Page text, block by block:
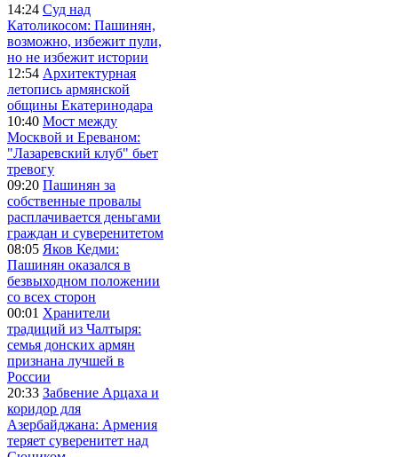
14:24 Суд над
Католикосом: Пашинян,
возможно, избежит пули,
но не избежит истории
12:54 Архитектурная
летопись армянской
общины Екатеринодара
10:40 Мост между
Москвой и Ереваном:
"Лазаревский клуб" бьет
тревогу
09:20 Пашинян за
собственные провалы
расплачивается деньгами
граждан и суверенитетом
08:05 Яков Кедми:
Пашинян оказался в
безвыходном положении
со всех сторон
00:01 Хранители
традиций из Чалтыря:
семья донских армян
признана лучшей в
России
20:33 Забвение Арцаха и
коридор для
Азербайджана: Армения
теряет суверенитет над